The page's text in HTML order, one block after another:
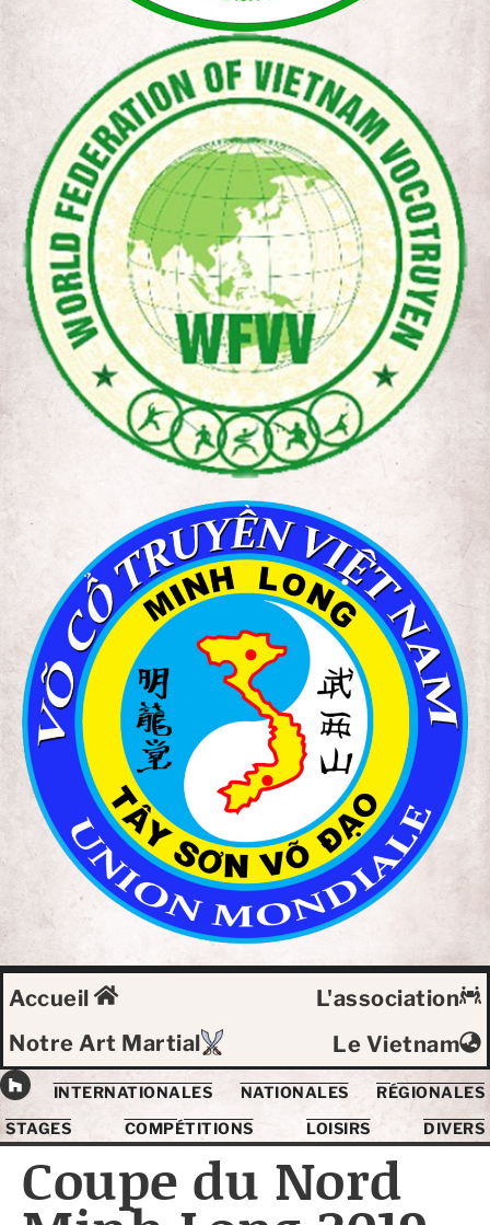
Accueil
L'association
Notre Art Martial
Le Vietnam
INTERNATIONALES NATIONALES
RÉGIONALES
STAGES
COMPÉTITIONS LOISIRS DIVERS
Coupe du Nord